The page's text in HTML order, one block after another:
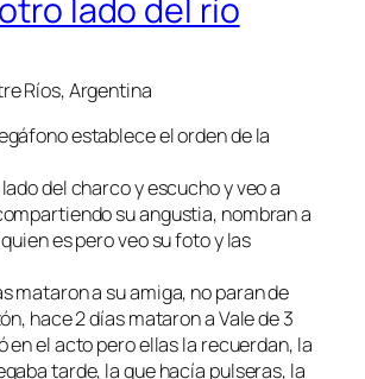
lado del río
Ríos, Argentina
establece el orden de la
del charco y escucho y veo a
su angustia, nombran a
es pero veo su foto y las
mataron a su amiga, no paran de
hace 2 días mataron a Vale de 3
en el acto pero ellas la recuerdan, la
tarde, la que hacía pulseras, la